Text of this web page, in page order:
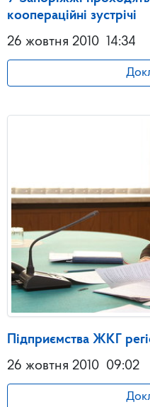
коопераційні зустрічі
26 жовтня 2010 14:34
Підприємства ЖКГ
26 жовтня 2010 09:02